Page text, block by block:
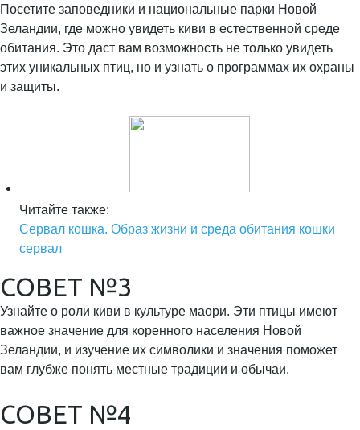
Посетите заповедники и национальные парки Новой
Зеландии, где можно увидеть киви в естественной среде
обитания. Это даст вам возможность не только увидеть
этих уникальных птиц, но и узнать о программах их охраны
и защиты.
Читайте также:
Сервал кошка. Образ жизни и среда обитания кошки
сервал
СОВЕТ №3
Узнайте о роли киви в культуре маори. Эти птицы имеют
важное значение для коренного населения Новой
Зеландии, и изучение их символики и значения поможет
вам глубже понять местные традиции и обычаи.
СОВЕТ №4